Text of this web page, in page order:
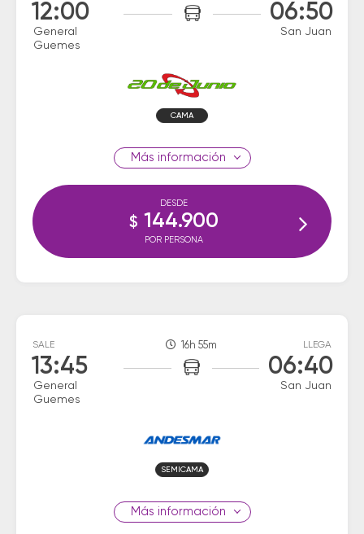
12:00
General
Guemes
06:50
San Juan
CAMA
información
DESDE
$ 144.900
POR PERSONA
SALE
13:45
General
Guemes
16h 55m LLEGA
06:40
San Juan
SEMICAMA
información